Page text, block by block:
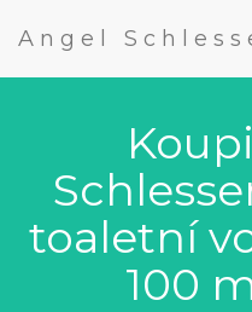
Angel
toaletní
100